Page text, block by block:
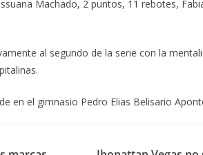
Machado, 2 puntos, 11 rebotes,
al segundo de la serie con la
en el gimnasio Pedro Elias Belisario